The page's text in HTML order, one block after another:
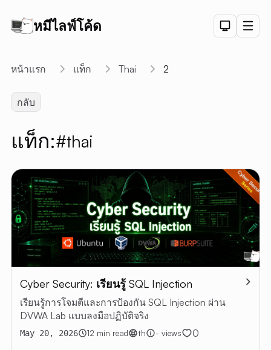
หมีไลฟ์โค้ด
DEMO
PET
CHART
DEMO
ลิงค์สั้น
บทค
บทความ
Dark
หน้าแรก แท็ก Thai 2
กลับ
แท็ก:#thai
Cyber Security: เรียนรู้ SQL Injection
เรียนรู้การโจมตีและการป้องกัน SQL Injection ผ่าน
DVWA Lab แบบลงมือปฏิบัติจริง
May 20, 2026 12 min read th - views 0